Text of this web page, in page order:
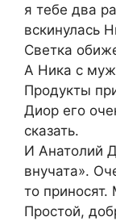
я тебе два
вскинулась
Светка
А Ника с
Продукты
Диор его
сказать.
И Анатолий
внучата».
то
Простой,